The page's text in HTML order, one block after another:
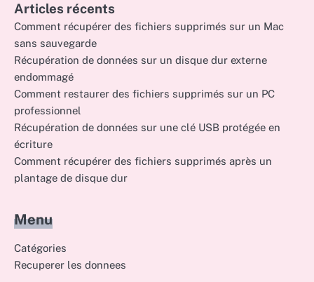
Articles récents
Comment récupérer des fichiers supprimés sur un Mac
sans sauvegarde
Récupération de données sur un disque dur externe
endommagé
Comment restaurer des fichiers supprimés sur un PC
professionnel
Récupération de données sur une clé USB protégée en
écriture
Comment récupérer des fichiers supprimés après un
plantage de disque dur
Menu
Catégories
Recuperer les donnees